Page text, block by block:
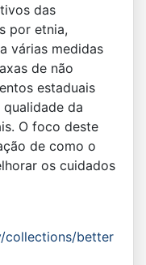
das
por etnia,
várias medidas
de não
estaduais
da
O foco deste
de como o
os cuidados
collections/better